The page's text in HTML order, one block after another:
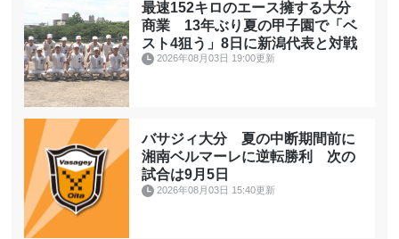
最速152キロのエース擁する大分
商業 13年ぶり夏の甲子園で「ベ
スト4狙う」8日に新潟代表と対戦
2026年08月03日 19:00更新
バサジィ大分 夏の中断期間前に
湘南ベルマーレに逆転勝利 次の
試合は9月5日
2026年08月03日 15:40更新